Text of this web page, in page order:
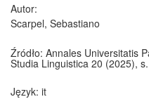
Autor:
Scarpel, Sebastiano
Źródło: Annales Universitatis
Studia Linguistica 20 (2025),
Język: it